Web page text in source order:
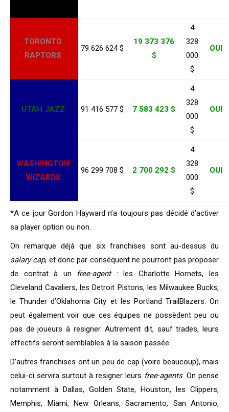
TORONTO
RAPTORS
79 626 624 $
19 373 376
$
4
328
000
$
OUI
UTAH JAZZ 91 416 577 $ 7 583 423 $
4
328
000
$
OUI
WASHINGTON
WIZARDS
96 299 708 $ 2 700 292 $
4
328
000
$
OUI
*A ce jour Gordon Hayward n’a toujours pas décidé d’activer
sa player option ou non.
On remarque déjà que six franchises sont au-dessus du
salary cap, et donc par conséquent ne pourront pas proposer
de contrat à un free-agent : les Charlotte Hornets, les
Cleveland Cavaliers, les Detroit Pistons, les Milwaukee Bucks,
le Thunder d’Oklahoma City et les Portland TrailBlazers. On
peut également voir que ces équipes ne possèdent peu ou
pas de joueurs à resigner. Autrement dit, sauf trades, leurs
effectifs seront semblables à la saison passée.
D’autres franchises ont un peu de cap (voire beaucoup), mais
celui-ci servira surtout à resigner leurs free-agents. On pense
notamment à Dallas, Golden State, Houston, les Clippers,
Memphis, Miami, New Orleans, Sacramento, San Antonio,